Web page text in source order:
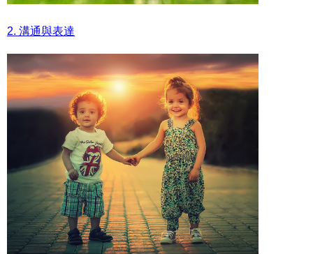
2. 溝通與表達